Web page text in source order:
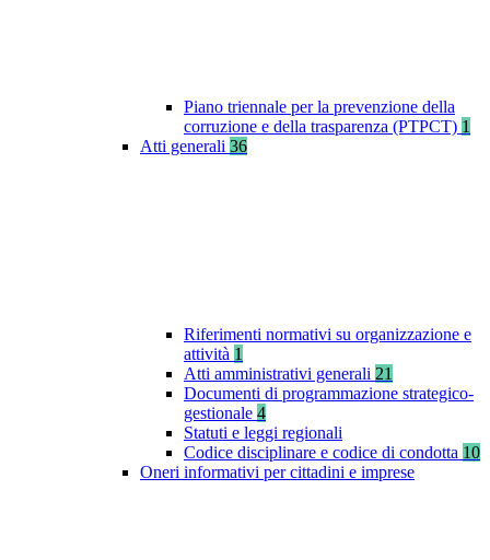
Piano triennale per la prevenzione della
corruzione e della trasparenza (PTPCT) 1
Atti generali 36
Riferimenti normativi su organizzazione e
attività 1
Atti amministrativi generali 21
Documenti di programmazione strategico-
gestionale 4
Statuti e leggi regionali
Codice disciplinare e codice di condotta 10
Oneri informativi per cittadini e imprese